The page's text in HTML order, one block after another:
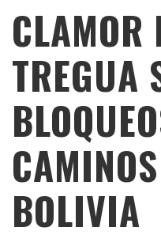
CLAMOR
TREGUA
BOLIVIA